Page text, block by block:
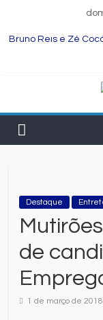
Bruno Reis e Zé
visita às obras de
Muito além do
cérebro masculino
em quatro praças.
Destaque
de
1 de março de 2018